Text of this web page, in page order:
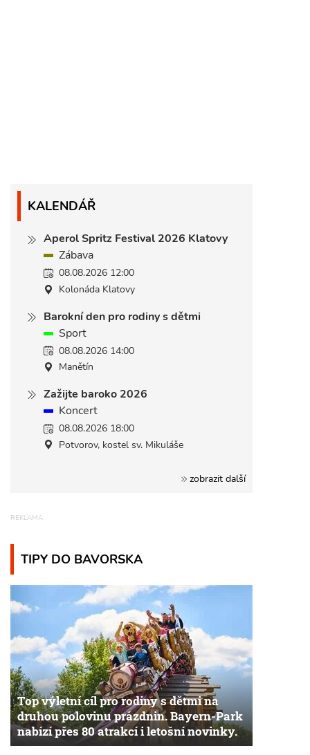
KALENDÁŘ
Aperol Spritz Festival 2026 Klatovy
Zábava
08.08.2026 12:00
Kolonáda Klatovy
Barokní den pro rodiny s dětmi
Sport
08.08.2026 14:00
Manětín
Zažijte baroko 2026
Koncert
08.08.2026 18:00
Potvorov, kostel sv. Mikuláše
zobrazit další
TIPY DO BAVORSKA
Top výletní cíl pro rodiny s dětmi na
druhou polovinu prázdnin. Bayern-Park
nabízí přes 80 atrakcí i letošní novinky.